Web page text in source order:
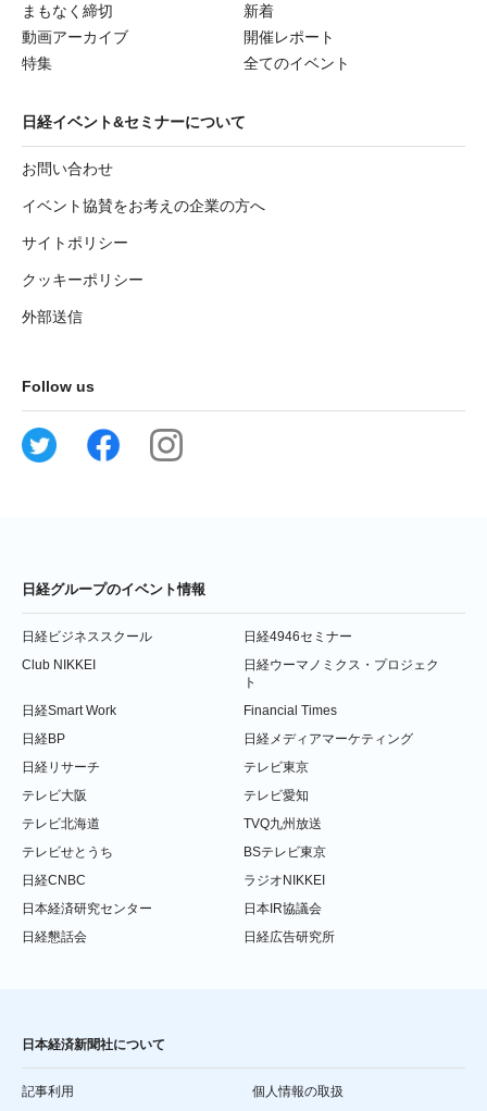
まもなく締切
新着
動画アーカイブ
開催レポート
特集
全てのイベント
日経イベント&セミナーについて
お問い合わせ
イベント協賛をお考えの企業の方へ
サイトポリシー
クッキーポリシー
外部送信
Follow us
日経グループのイベント情報
日経ビジネススクール
日経4946セミナー
Club NIKKEI
日経ウーマノミクス・プロジェク
ト
日経Smart Work
Financial Times
日経BP
日経メディアマーケティング
日経リサーチ
テレビ東京
テレビ大阪
テレビ愛知
テレビ北海道
TVQ九州放送
テレビせとうち
BSテレビ東京
日経CNBC
ラジオNIKKEI
日本経済研究センター
日本IR協議会
日経懇話会
日経広告研究所
日本経済新聞社について
記事利用 個人情報の取扱